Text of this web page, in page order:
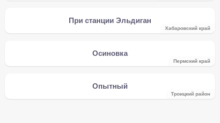
При станции Эльдиган
Хабаровский край
Осиновка
Пермский край
Опытный
Троицкий район